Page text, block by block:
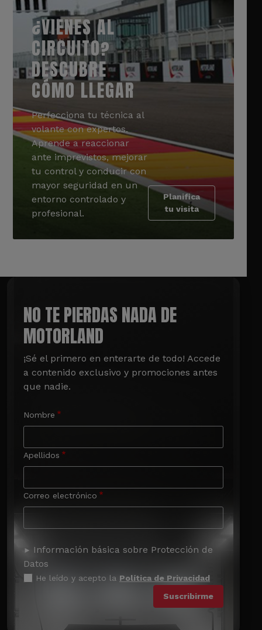
¿VIENES AL
CIRCUITO?
DESCUBRE
CÓMO LLEGAR
Perfecciona tu técnica al
volante con expertos.
Aprende a reaccionar
ante imprevistos, mejorar
tu control y conducir con
mayor seguridad en un
entorno controlado y
profesional.
Planifica
tu visita
NO TE PIERDAS NADA DE
MOTORLAND
¡Sé el primero en enterarte de todo! Accede
a contenido exclusivo y promociones antes
que nadie.
Nombre
Apellidos
Correo electrónico
Información básica sobre Protección de
Datos
He leído y acepto la Política de Privacidad